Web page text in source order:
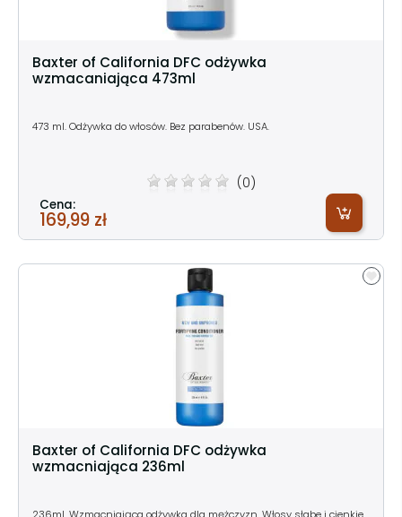
Baxter of California DFC odżywka
wzmacaniająca 473ml
473 ml. Odżywka do włosów. Bez parabenów. USA.
(0)
Cena:
169,99 zł
Baxter of California DFC odżywka
wzmacniająca 236ml